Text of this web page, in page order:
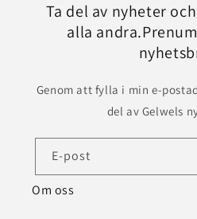
Ta del av nyheter
alla
Genom att fylla i min e-
del av Gelwels
E-post
Om oss